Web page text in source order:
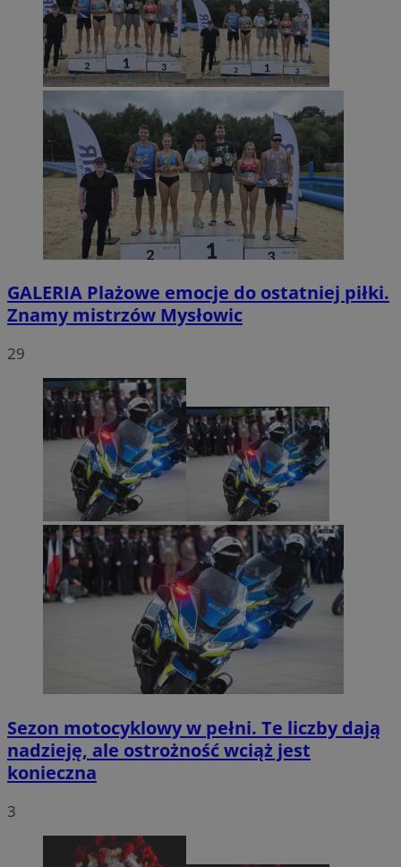
GALERIA Plażowe emocje do ostatniej piłki.
Znamy mistrzów Mysłowic
29
Sezon motocyklowy w pełni. Te liczby dają
nadzieję, ale ostrożność wciąż jest
konieczna
3